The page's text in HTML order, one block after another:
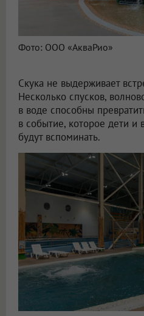
Фото: ООО «АкваРио»
Скука не выдерживает
Несколько спусков,
в воде способны
в событие, которое дети
будут вспоминать.